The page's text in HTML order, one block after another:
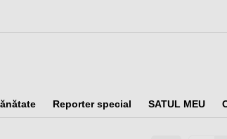
Reporter special SATUL MEU